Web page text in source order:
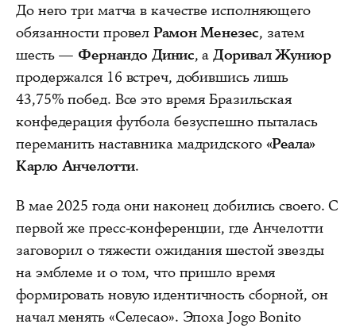
До него три матча в качестве исполняющего
обязанности провелРамон Менезес, затем
шесть — Фернандо Динис, аДоривал Жуниор
продержался 16 встреч, добившись лишь
43,75% побед. Все это время Бразильская
конфедерация футбола безуспешно пыталась
переманить наставника мадридского «Реала»
Карло Анчелотти.
В мае 2025 года они наконец добились своего. С
первой же пресс‑конференции, где Анчелотти
заговорил о тяжести ожидания шестой звезды
на эмблеме и о том, что пришло время
формировать новую идентичность сборной, он
начал менять «Селесао». Эпоха Jogo Bonito